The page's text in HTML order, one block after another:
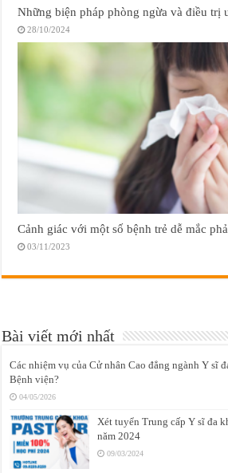
Những biện pháp phòng ngừa và điều trị
28/10/2024
Cảnh giác với một số bệnh trẻ dễ mắc
03/11/2023
Bài viết mới nhất
Các nhiệm vụ của Cử nhân Cao đẳng ngành Y sĩ
Bệnh viện?
04/05/2026
Xét tuyển Trung cấp Y sĩ đa
năm 2024
09/03/2024